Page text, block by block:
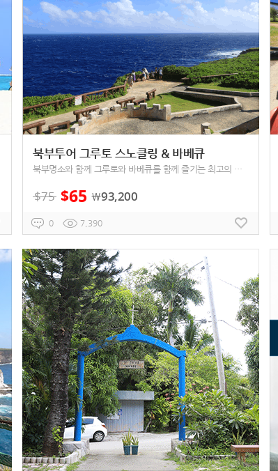
북부투어 그루토 스노클링 & 바베큐
북부명소와 함께 그루토와 바베큐를 함께 즐기는 최고의 힐링상품!
$75 $65 ￦93,200
0 7,390